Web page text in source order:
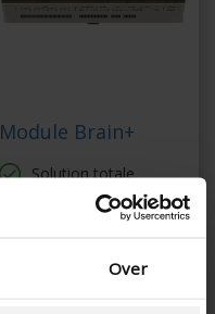
Over
Module Brain+
Solution totale
De nombreuses
options de connexion
À l'épreuve du temps